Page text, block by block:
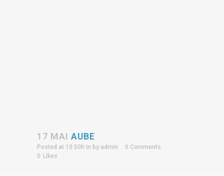
17 MAI AUBE
Posted at 10:50h in by admin
0 Comments
0 Likes